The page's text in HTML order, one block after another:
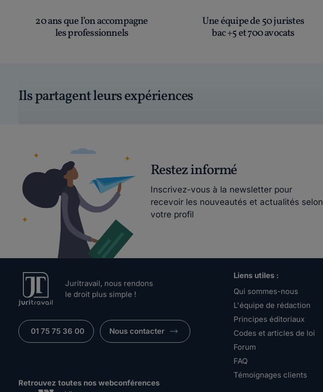
20 ans que l’on accompagne
les professionnels
Une équipe de 50 juristes
bac +5 et 700 avocats
Ils partagent leurs expériences
Restez informé
Inscrivez-vous à la newsletter pour
recevoir les nouveautés et actualités selon
votre profil
Juritravail, nous rendons
le droit plus simple !
01 75 75 36 00 Nous contacter
Retrouvez toutes nos webconférences
Liens utiles :
Qui sommes-nous
L'équipe de rédaction
Principes éditoriaux
Codes et articles de loi
Forum
FAQ
Témoignages clients